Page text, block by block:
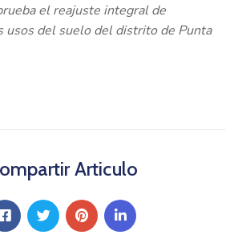
el reajuste integral de
usos del suelo del distrito de Punta
Articulo